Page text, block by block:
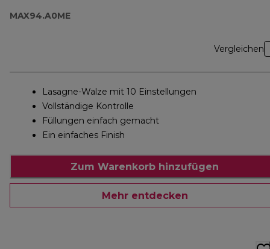
MAX94.A0ME
Vergleichen
Lasagne-Walze mit 10 Einstellungen
Vollständige Kontrolle
Füllungen einfach gemacht
Ein einfaches Finish
Zum Warenkorb hinzufügen
Mehr entdecken